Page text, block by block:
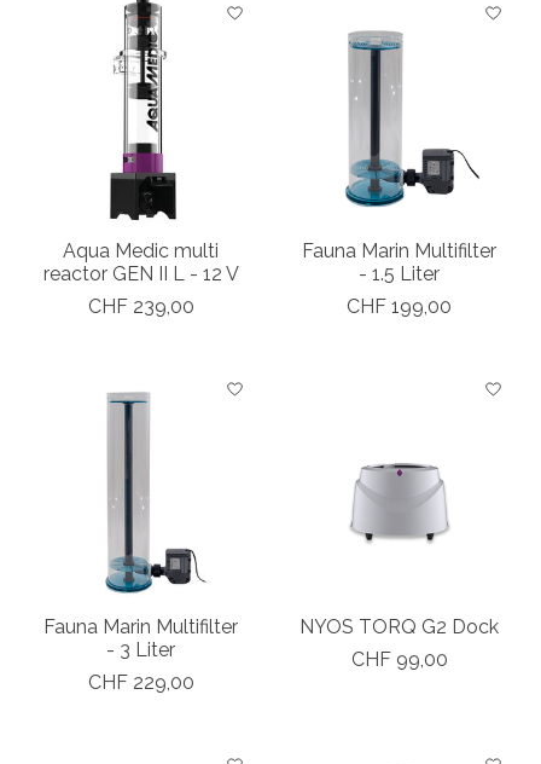
Aqua Medic multi
reactor GEN II L - 12 V
CHF 239,00
Fauna Marin Multifilter
- 1.5 Liter
CHF 199,00
Fauna Marin Multifilter
- 3 Liter
CHF 229,00
NYOS TORQ G2 Dock
CHF 99,00